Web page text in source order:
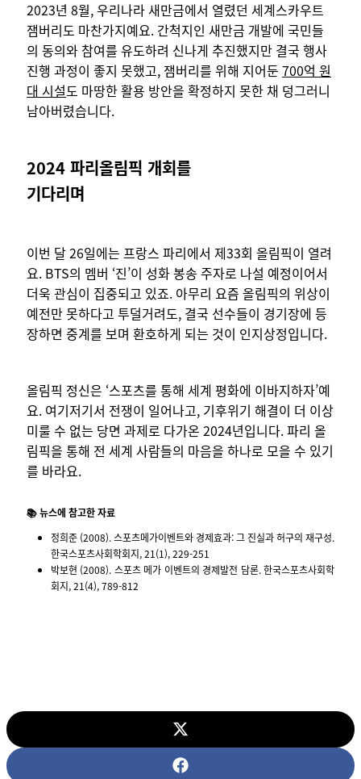
2023년 8월, 우리나라 새만금에서 열렸던 세계스카우트
잼버리도 마찬가지예요. 간척지인 새만금 개발에 국민들
의 동의와 참여를 유도하려 신나게 추진했지만 결국 행사
진행 과정이 좋지 못했고, 잼버리를 위해 지어둔 700억 원
대 시설도 마땅한 활용 방안을 확정하지 못한 채 덩그러니
남아버렸습니다.
2024 파리올림픽 개회를
기다리며
이번 달 26일에는 프랑스 파리에서 제33회 올림픽이 열려
요. BTS의 멤버 ‘진’이 성화 봉송 주자로 나설 예정이어서
더욱 관심이 집중되고 있죠. 아무리 요즘 올림픽의 위상이
예전만 못하다고 투덜거려도, 결국 선수들이 경기장에 등
장하면 중계를 보며 환호하게 되는 것이 인지상정입니다.
올림픽 정신은 ‘스포츠를 통해 세계 평화에 이바지하자’예
요. 여기저기서 전쟁이 일어나고, 기후위기 해결이 더 이상
미룰 수 없는 당면 과제로 다가온 2024년입니다. 파리 올
림픽을 통해 전 세계 사람들의 마음을 하나로 모을 수 있기
를 바라요.
📚 뉴스에 참고한 자료
정희준 (2008). 스포츠메가이벤트와 경제효과: 그 진실과 허구의 재구성.
한국스포츠사회학회지, 21(1), 229-251
박보현 (2008). 스포츠 메가 이벤트의 경제발전 담론. 한국스포츠사회학
회지, 21(4), 789-812